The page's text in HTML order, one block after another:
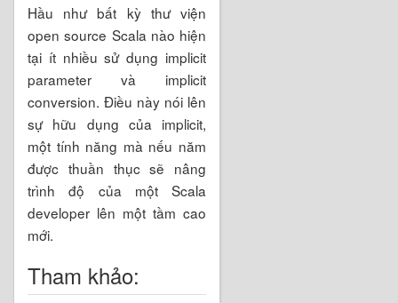
Hầu như bất kỳ thư viện
open source Scala nào hiện
tại ít nhiều sử dụng implicit
parameter và implicit
conversion. Điều này nói lên
sự hữu dụng của implicit,
một tính năng mà nếu năm
được thuần thục sẽ nâng
trình độ của một Scala
developer lên một tầm cao
mới.
Tham khảo: